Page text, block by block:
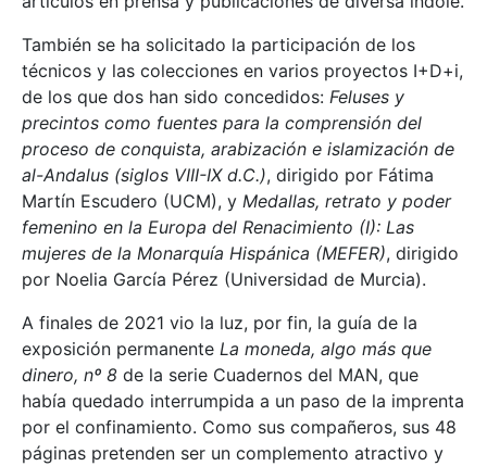
También se ha solicitado la participación de los
técnicos y las colecciones en varios proyectos I+D+i,
de los que dos han sido concedidos: Feluses y
precintos como fuentes para la comprensión del
proceso de conquista, arabización e islamización de
al-Andalus (siglos VIII-IX d.C.), dirigido por Fátima
Martín Escudero (UCM), y Medallas, retrato y poder
femenino en la Europa del Renacimiento (I): Las
mujeres de la Monarquía Hispánica (MEFER), dirigido
por Noelia García Pérez (Universidad de Murcia).
A finales de 2021 vio la luz, por fin, la guía de la
exposición permanente La moneda, algo más que
dinero, nº 8 de la serie Cuadernos del MAN, que
había quedado interrumpida a un paso de la imprenta
por el confinamiento. Como sus compañeros, sus 48
páginas pretenden ser un complemento atractivo y